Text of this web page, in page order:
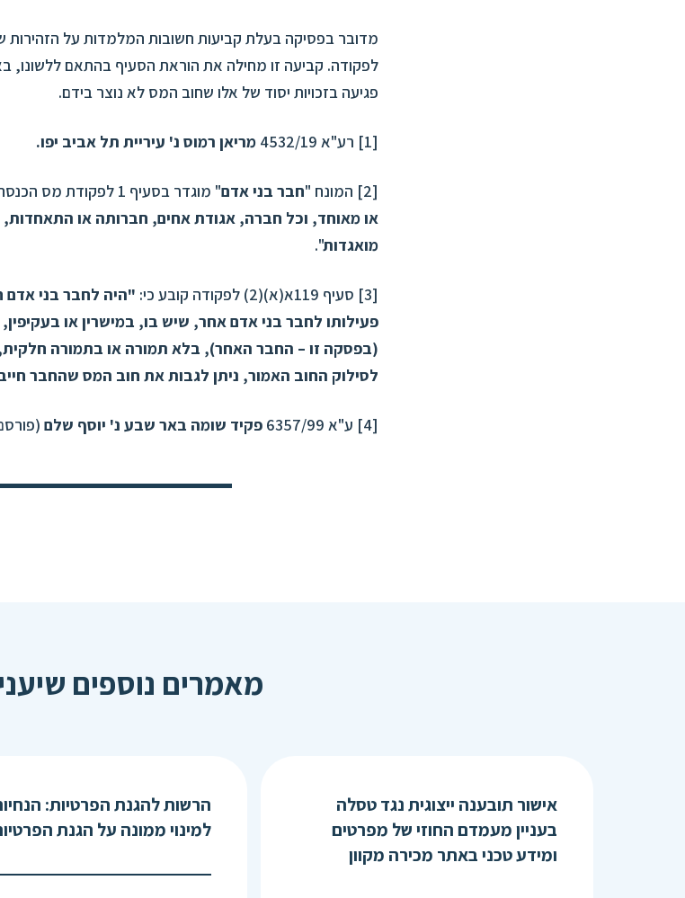
לפקודה. קביעה זו מחילה את הוראת הסעיף בהתאם ללשונו,
פגיעה בזכויות יסוד של אלו שחוב המס לא נוצר בידם.
[1] רע"א 4532/19 מריאן רמוס נ' עיריית תל אביב יפו.
[2] המונח "חבר בני אדם" מוגדר בסעיף 1 לפקודת מס הכנסה, כדלקמן: "
או מאוחד, וכל חברה, אגודת אחים, חברותה או התאחדות,
מואגדות".
[3] סעיף 119א(א)(2) לפקודה קובע כי:
"היה לחבר בני אדם
פעילותו לחבר בני אדם אחר, שיש בו, במישרין או
(בפסקה זו – החבר האחר), בלא תמורה או בתמורה
לסילוק החוב האמור, ניתן לגבות את חוב המס שהחבר
[4] ע"א 6357/99 פקיד שומה באר שבע נ' יוסף שלם (פורסם
מאמרים נוספים
אישור תובענה ייצוגית נגד טסלה
בעניין מעמדם החוזי של מפרטים
ומידע טכני באתר מכירה מקוון
הרשות להגנת הפרטיות:
למינוי ממונה על הגנת